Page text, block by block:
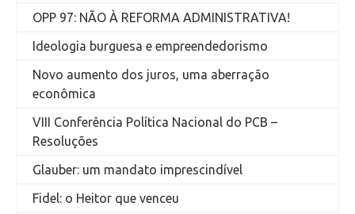
OPP 97: NÃO À REFORMA ADMINISTRATIVA!
Ideologia burguesa e empreendedorismo
Novo aumento dos juros, uma aberração
econômica
VIII Conferência Política Nacional do PCB –
Resoluções
Glauber: um mandato imprescindível
Fidel: o Heitor que venceu